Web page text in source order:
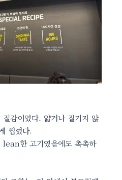
감이었다. 얇거나 질기지 않
씹혔다.
lean한 고기였음에도 촉촉하